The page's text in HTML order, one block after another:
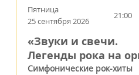
Пятница
25 сентября 2026
21:00
«Звуки и свечи.
Легенды рока на
Симфонические рок-хиты